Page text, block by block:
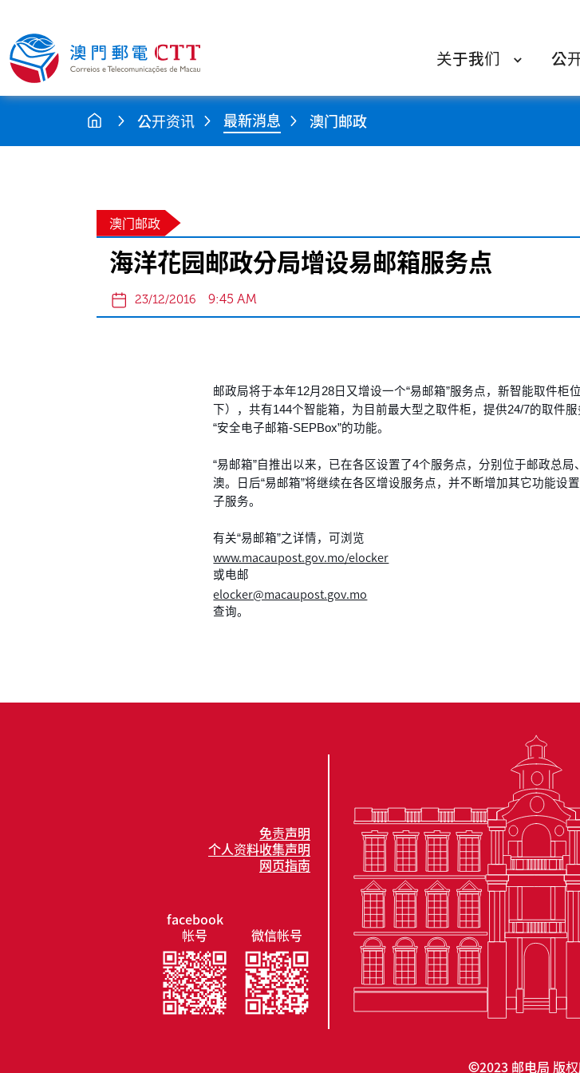
关于我们 公
公开资讯 最新消息 澳门邮政
澳门邮政
海洋花园邮政分局增设易邮箱服务点
23/12/2016 9:45 AM
邮政局将于本年12月28日又增设一个“易邮箱”服务点，新智能取件
下），共有144个智能箱，为目前最大型之取件柜，提供24/7的取件
“安全电子邮箱-SEPBox”的功能。
“易邮箱”自推出以来，已在各区设置了4个服务点，分别位于邮政总
澳。日后“易邮箱”将继续在各区增设服务点，并不断增加其它功能设
子服务。
有关“易邮箱”之详情，可浏览
www.macaupost.gov.mo/elocker
或电邮
elocker@macaupost.gov.mo
查询。
免责声明
个人资料收集声明
网页指南
facebook
帐号
微信帐号
©2023 邮电局 版